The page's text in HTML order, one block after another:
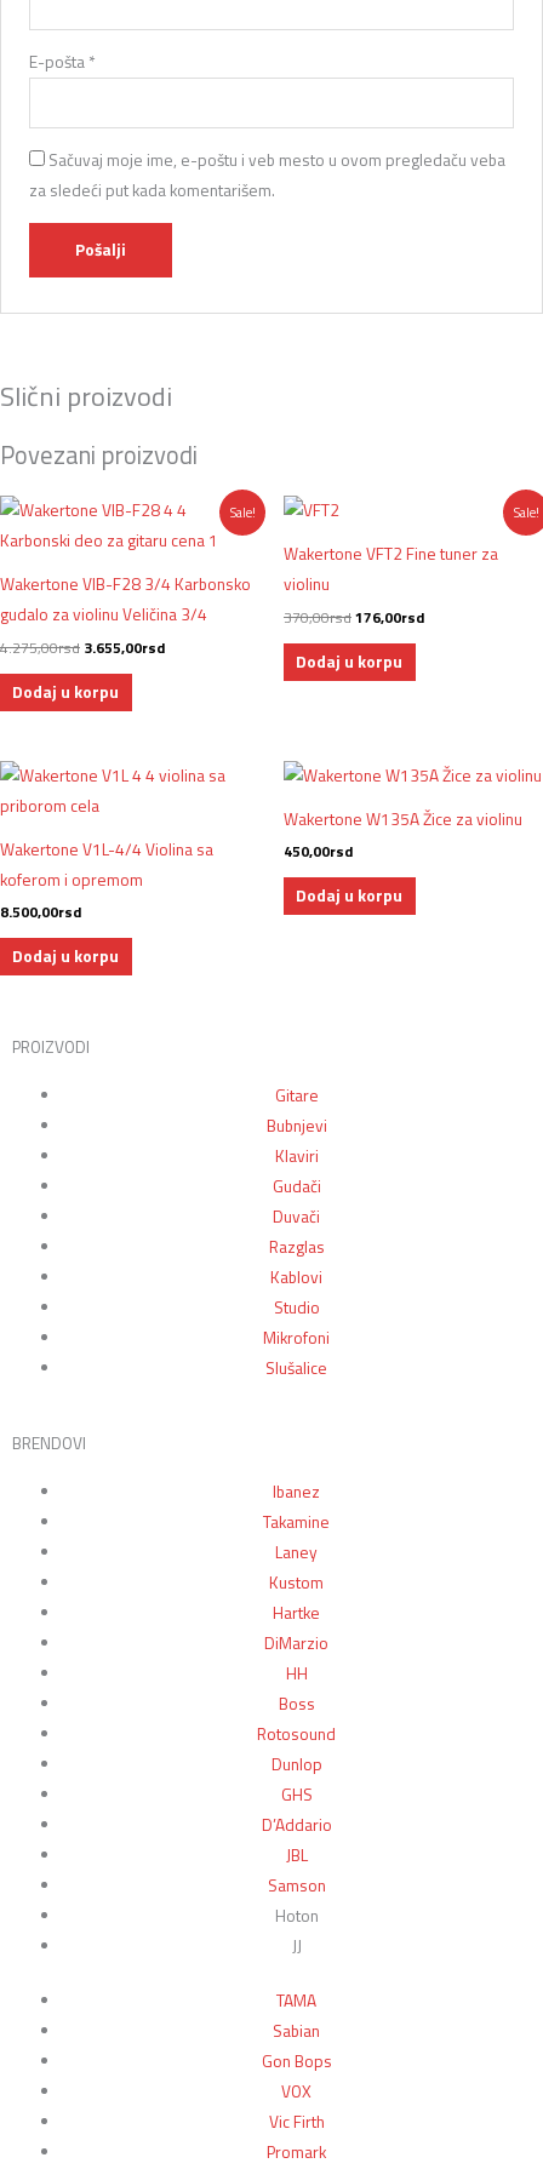
E-pošta *
Sačuvaj moje ime, e-poštu i veb mesto u ovom pregledaču veba
za sledeći put kada komentarišem.
Slični proizvodi
Povezani proizvodi
Sale!
Wakertone VIB-F28 3/4 Karbonsko
gudalo za violinu Veličina 3/4
4.275,00rsd
Originalna
cena
je
4.275,00rsd.
3.655,00rsd
Trenutna
cena
je:
Dodaj u korpu
Sale!
Wakertone VFT2 Fine tuner za
violinu
370,00rsd
bila:
176,00rsd
176,00rsd.
Dodaj u korpu
Wakertone V1L-4/4 Violina sa
koferom i opremom
8.500,00rsd
Dodaj u korpu
Wakertone W135A Žice za violinu
450,00rsd
Dodaj u korpu
PROIZVODI
Gitare
Bubnjevi
Klaviri
Gudači
Duvači
Razglas
Kablovi
Studio
Mikrofoni
Slušalice
BRENDOVI
Ibanez
Takamine
Laney
Kustom
Hartke
DiMarzio
HH
Boss
Rotosound
Dunlop
GHS
D’Addario
JBL
Samson
Hoton
JJ
TAMA
Sabian
Gon Bops
VOX
Vic Firth
Promark